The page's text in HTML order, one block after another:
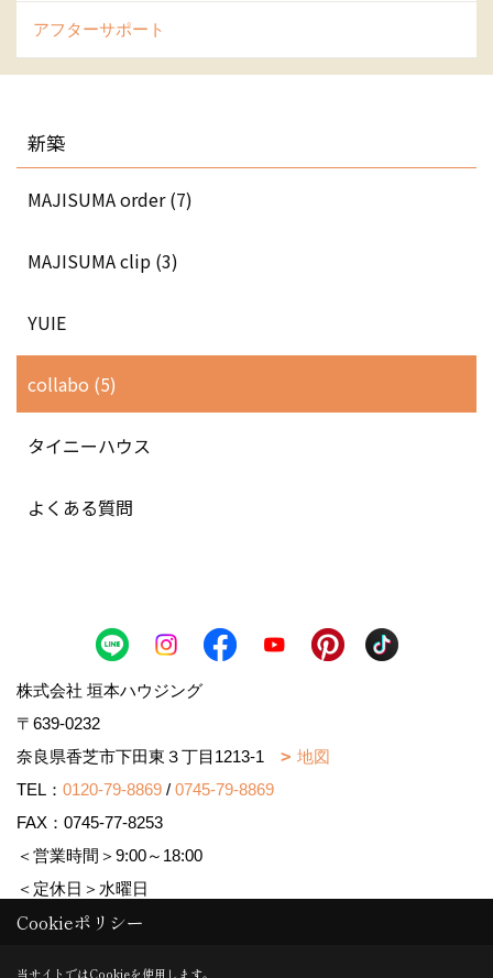
アフターサポート
新築
MAJISUMA order (7)
MAJISUMA clip (3)
YUIE
collabo (5)
タイニーハウス
よくある質問
株式会社 垣本ハウジング
〒639-0232
奈良県香芝市下田東３丁目1213-1
地図
TEL： 0120-79-8869 / 0745-79-8869
FAX：0745-77-8253
＜営業時間＞9:00～18:00
＜定休日＞水曜日
Copyright (c) MAJISUMA. All Rights Reserved.
Cookieポリシー
当サイトではCookieを使用します。